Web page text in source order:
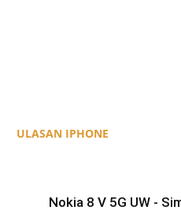
ULASAN IPHONE
Nokia 8 V 5G UW -